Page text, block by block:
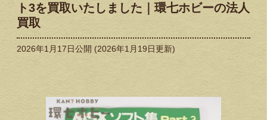
ト3を買取いたしました｜環七ホビーの法人
買取
2026年1月17日公開 (2026年1月19日更新)